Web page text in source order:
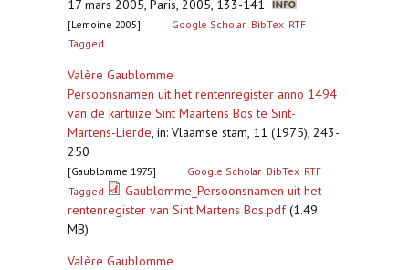
17 mars 2005, Paris, 2005, 133-141
[Lemoine 2005] Google Scholar BibTex RTF
Tagged
Valère Gaublomme
Persoonsnamen uit het rentenregister anno 1494
van de kartuize Sint Maartens Bos te Sint-
Martens-Lierde, in: Vlaamse stam, 11 (1975), 243-
250
[Gaublomme 1975] Google Scholar BibTex RTF
Tagged
Gaublomme_Persoonsnamen uit het
rentenregister van Sint Martens Bos.pdf(1.49
MB)
Valère Gaublomme